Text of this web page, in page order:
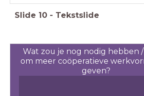
Slide 10 - Tekstslide
Wat zou je nog nodig hebben
om meer coöperatieve
geven?